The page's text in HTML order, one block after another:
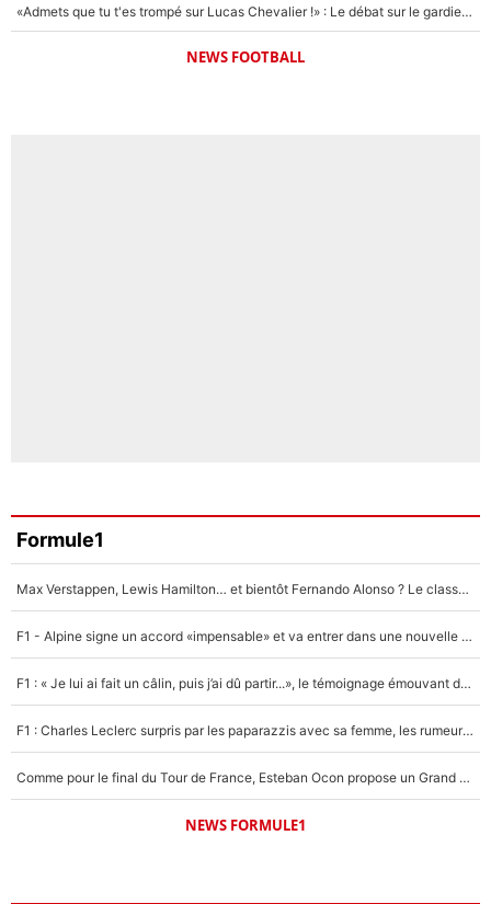
«Admets que tu t'es trompé sur Lucas Chevalier !» : Le débat sur le gardien du PSG vire au clash à l'After Foot
NEWS FOOTBALL
Formule1
Max Verstappen, Lewis Hamilton… et bientôt Fernando Alonso ? Le classement des pilotes les mieux payés en Formule 1 risque de changer !
F1 - Alpine signe un accord «impensable» et va entrer dans une nouvelle dimension : Grande nouvelle pour Pierre Gasly !
F1 : « Je lui ai fait un câlin, puis j’ai dû partir...», le témoignage émouvant de Max Verstappen sur sa fille
F1 : Charles Leclerc surpris par les paparazzis avec sa femme, les rumeurs étaient vraies !
Comme pour le final du Tour de France, Esteban Ocon propose un Grand Prix de Formule 1 à Paris : «Autour de l’Arc de Triomphe, ce serait génial» !
NEWS FORMULE1